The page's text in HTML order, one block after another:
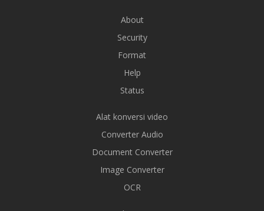
About
Security
Format
Help
Status
Alat konversi video
Converter Audio
Document Converter
Image Converter
OCR